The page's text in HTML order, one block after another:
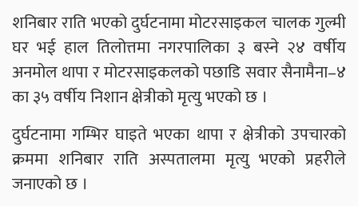
शनिबार राति भएको दुर्घटनामा मोटरसाइकल चालक गुल्मी
घर भई हाल तिलोत्तमा नगरपालिका ३ बस्ने २४ वर्षीय
अनमोल थापा र मोटरसाइकलको पछाडि सवार सैनामैना–४
का ३५ वर्षीय निशान क्षेत्रीको मृत्यु भएको छ ।
दुर्घटनामा गम्भिर घाइते भएका थापा र क्षेत्रीको उपचारको
क्रममा शनिबार राति अस्पतालमा मृत्यु भएको प्रहरीले
जनाएको छ ।